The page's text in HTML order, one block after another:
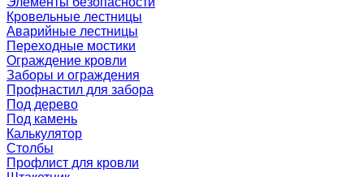
Кровельные лестницы
Аварийные лестницы
Переходные мостики
Ограждение кровли
Заборы и ограждения
Профнастил для забора
Под дерево
Под камень
Калькулятор
Столбы
Профлист для кровли